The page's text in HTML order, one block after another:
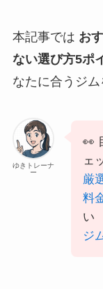
本記事では お
ない選び方5ポ
なたに合うジム
ゆきトレーナ
ー
👀
ェ
厳
料
い
ジ